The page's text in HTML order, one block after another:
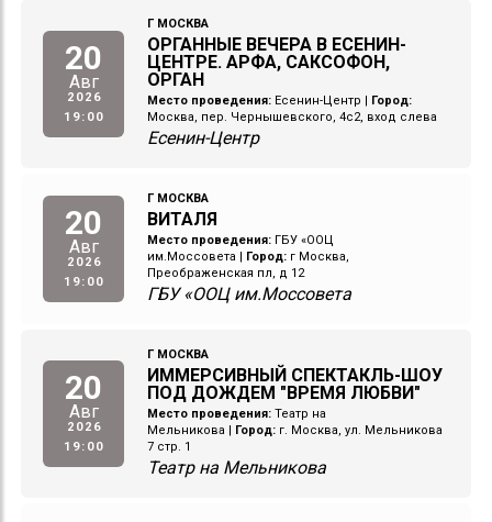
20
Авг
2026
19:00
Г МОСКВА
ОРГАННЫЕ ВЕЧЕРА В ЕСЕНИН-
ЦЕНТРЕ. АРФА, САКСОФОН,
ОРГАН
Место проведения: Есенин-Центр
Город:
Москва, пер. Чернышевского, 4с2, вход слева
Есенин-Центр
20
Авг
2026
19:00
Г МОСКВА
ВИТАЛЯ
Место проведения: ГБУ «ООЦ
им.Моссовета
Город: г Москва,
Преображенская пл, д 12
ГБУ «ООЦ им.Моссовета
20
Авг
2026
19:00
Г МОСКВА
ИММЕРСИВНЫЙ СПЕКТАКЛЬ-ШОУ
ПОД ДОЖДЕМ "ВРЕМЯ ЛЮБВИ"
Место проведения: Театр на
Мельникова
Город: г. Москва, ул. Мельникова
7 стр. 1
Театр на Мельникова